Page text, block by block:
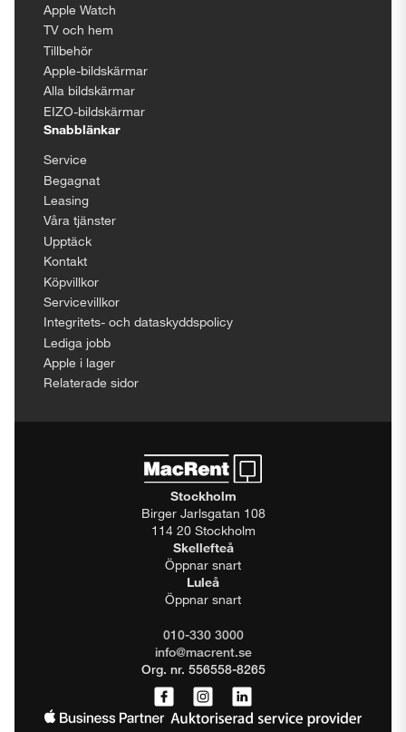
Apple Watch
TV och hem
Tillbehör
Apple-bildskärmar
Alla bildskärmar
EIZO-bildskärmar
Snabblänkar
Service
Begagnat
Leasing
Våra tjänster
Upptäck
Kontakt
Köpvillkor
Servicevillkor
Integritets- och dataskyddspolicy
Lediga jobb
Apple i lager
Relaterade sidor
Stockholm
Birger Jarlsgatan 108
114 20 Stockholm
Skellefteå
Öppnar snart
Luleå
Öppnar snart
010-330 3000
info@macrent.se
Org. nr. 556558-8265